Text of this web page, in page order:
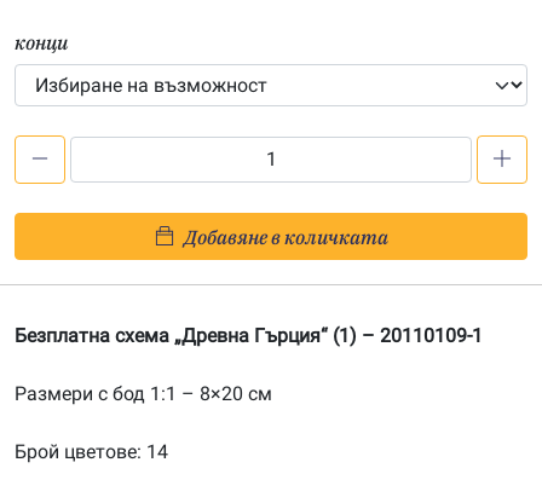
конци
схема
„Древна
(1)“
Добавяне в количката
Безплатна схема „Древна Гърция“ (1) – 20110109-1
Размери с бод 1:1 – 8×20 см
Брой цветове: 14